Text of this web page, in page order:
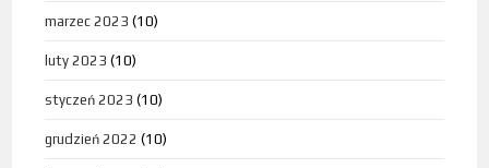
marzec 2023 (10)
luty 2023 (10)
styczeń 2023 (10)
grudzień 2022 (10)